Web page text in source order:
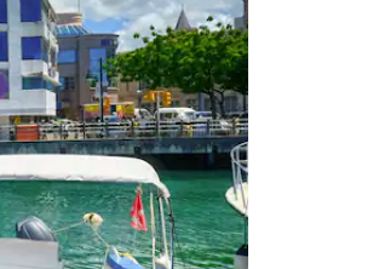
Ergebnisse durch Berühren oder Wischgesten.